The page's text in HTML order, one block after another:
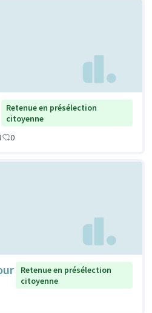
Retenue en présélection
citoyenne
0
Retenue en présélection
citoyenne